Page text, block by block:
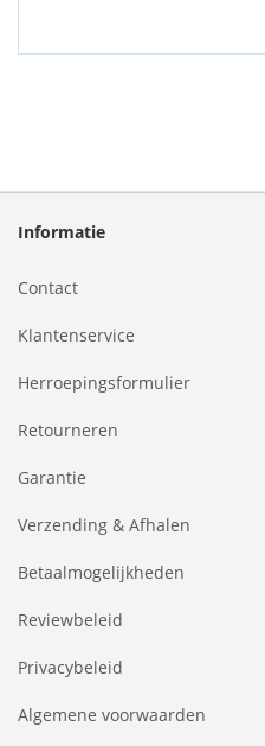
Informatie
Contact
Klantenservice
Herroepingsformulier
Retourneren
Garantie
Verzending & Afhalen
Betaalmogelijkheden
Reviewbeleid
Privacybeleid
Algemene voorwaarden